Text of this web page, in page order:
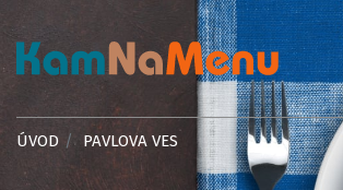
ÚVOD PAVLOVA VES